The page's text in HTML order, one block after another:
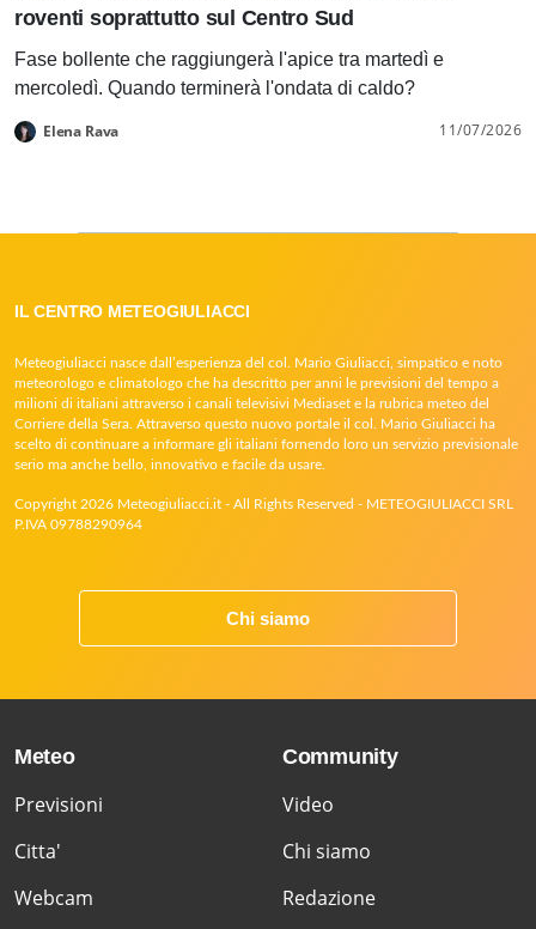
roventi soprattutto sul Centro Sud
Fase bollente che raggiungerà l'apice tra martedì e
mercoledì. Quando terminerà l'ondata di caldo?
Elena Rava 11/07/2026
IL CENTRO METEOGIULIACCI
Meteogiuliacci nasce dall’esperienza del col. Mario Giuliacci, simpatico e noto
meteorologo e climatologo che ha descritto per anni le previsioni del tempo a
milioni di italiani attraverso i canali televisivi Mediaset e la rubrica meteo del
Corriere della Sera. Attraverso questo nuovo portale il col. Mario Giuliacci ha
scelto di continuare a informare gli italiani fornendo loro un servizio previsionale
serio ma anche bello, innovativo e facile da usare.
Copyright 2026 Meteogiuliacci.it - All Rights Reserved - METEOGIULIACCI SRL
P.IVA 09788290964
Chi siamo
Meteo
Previsioni
Citta'
Webcam
Community
Video
Chi siamo
Redazione